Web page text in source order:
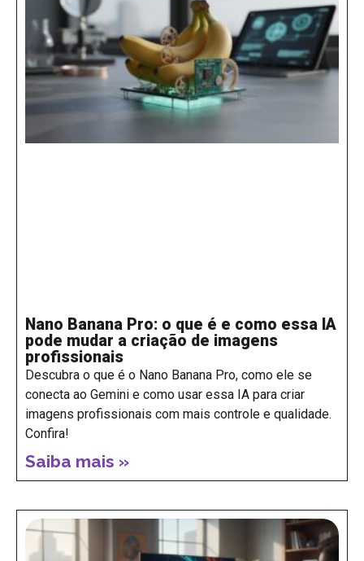
Nano Banana Pro: o que é e como essa IA
pode mudar a criação de imagens
profissionais
Descubra o que é o Nano Banana Pro, como ele se
conecta ao Gemini e como usar essa IA para criar
imagens profissionais com mais controle e qualidade.
Confira!
Saiba mais »